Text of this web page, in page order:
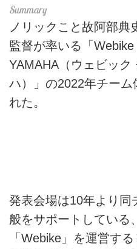
ノリックこと故阿部典
監督が率いる「
YAMAHA（ウェビッ
ハ）」の2022年チーム
れた。
発表会場は10年より同
般をサポートしている
「Webike」を運営す